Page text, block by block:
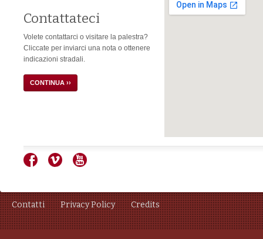
Contattateci
Volete contattarci o visitare la palestra?
Cliccate per inviarci una nota o ottenere
indicazioni stradali.
CONTINUA ››
Contatti Privacy Policy Credits